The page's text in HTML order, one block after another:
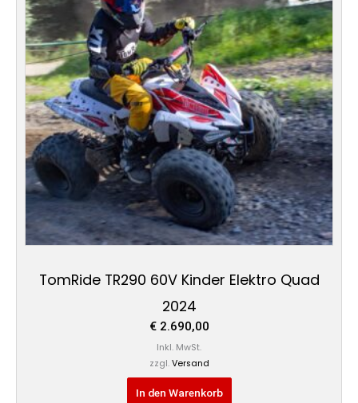
TomRide TR290 60V Kinder Elektro Quad
2024
€2.690,00
Inkl. MwSt.
zzgl. Versand
In den Warenkorb